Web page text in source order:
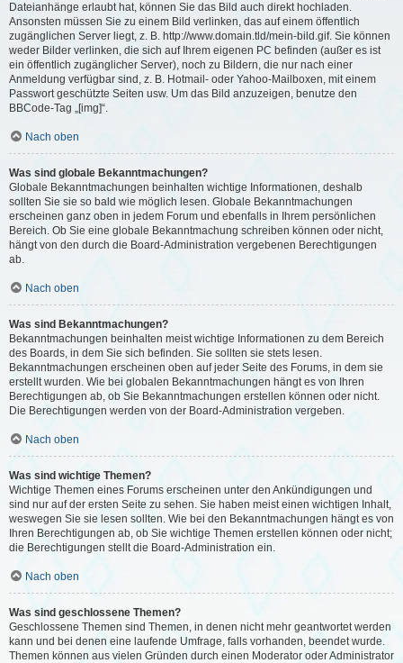
Dateianhänge erlaubt hat, können Sie das Bild auch direkt hochladen.
Ansonsten müssen Sie zu einem Bild verlinken, das auf einem öffentlich
zugänglichen Server liegt, z. B. http://www.domain.tld/mein-bild.gif. Sie können
weder Bilder verlinken, die sich auf Ihrem eigenen PC befinden (außer es ist
ein öffentlich zugänglicher Server), noch zu Bildern, die nur nach einer
Anmeldung verfügbar sind, z. B. Hotmail- oder Yahoo-Mailboxen, mit einem
Passwort geschützte Seiten usw. Um das Bild anzuzeigen, benutze den
BBCode-Tag „[img]“.
Nach oben
Was sind globale Bekanntmachungen?
Globale Bekanntmachungen beinhalten wichtige Informationen, deshalb
sollten Sie sie so bald wie möglich lesen. Globale Bekanntmachungen
erscheinen ganz oben in jedem Forum und ebenfalls in Ihrem persönlichen
Bereich. Ob Sie eine globale Bekanntmachung schreiben können oder nicht,
hängt von den durch die Board-Administration vergebenen Berechtigungen
ab.
Nach oben
Was sind Bekanntmachungen?
Bekanntmachungen beinhalten meist wichtige Informationen zu dem Bereich
des Boards, in dem Sie sich befinden. Sie sollten sie stets lesen.
Bekanntmachungen erscheinen oben auf jeder Seite des Forums, in dem sie
erstellt wurden. Wie bei globalen Bekanntmachungen hängt es von Ihren
Berechtigungen ab, ob Sie Bekanntmachungen erstellen können oder nicht.
Die Berechtigungen werden von der Board-Administration vergeben.
Nach oben
Was sind wichtige Themen?
Wichtige Themen eines Forums erscheinen unter den Ankündigungen und
sind nur auf der ersten Seite zu sehen. Sie haben meist einen wichtigen Inhalt,
weswegen Sie sie lesen sollten. Wie bei den Bekanntmachungen hängt es von
Ihren Berechtigungen ab, ob Sie wichtige Themen erstellen können oder nicht;
die Berechtigungen stellt die Board-Administration ein.
Nach oben
Was sind geschlossene Themen?
Geschlossene Themen sind Themen, in denen nicht mehr geantwortet werden
kann und bei denen eine laufende Umfrage, falls vorhanden, beendet wurde.
Themen können aus vielen Gründen durch einen Moderator oder Administrator